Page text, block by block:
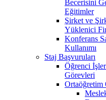
Becerisini
Eğitimler
Şirket ve
Yüklenici
Konferans
Kullanımı
Staj Başvuruları
Öğrenci
Görevleri
Ortaöğretim